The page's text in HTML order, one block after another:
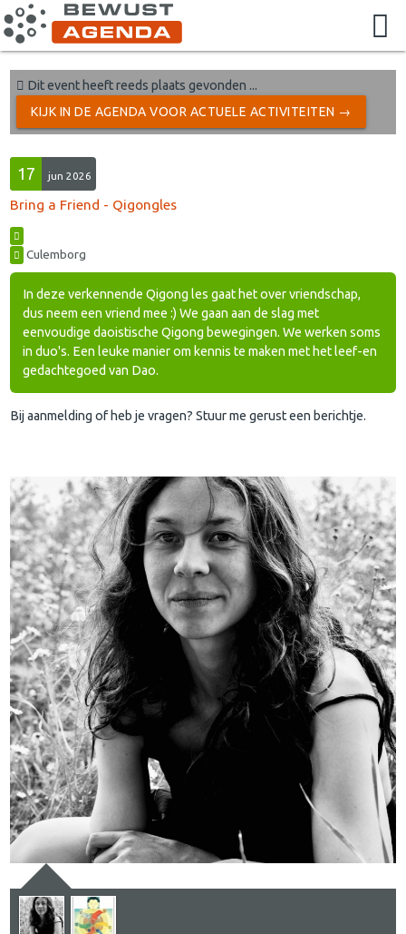
Dit event heeft reeds plaats gevonden ...
KIJK IN DE AGENDA VOOR ACTUELE ACTIVITEITEN →
17 jun 2026
Bring a Friend - Qigongles
Culemborg
In deze verkennende Qigong les gaat het over vriendschap,
dus neem een vriend mee :) We gaan aan de slag met
eenvoudige daoistische Qigong bewegingen. We werken soms
in duo's. Een leuke manier om kennis te maken met het leef-en
gedachtegoed van Dao.
Bij aanmelding of heb je vragen? Stuur me gerust een berichtje.